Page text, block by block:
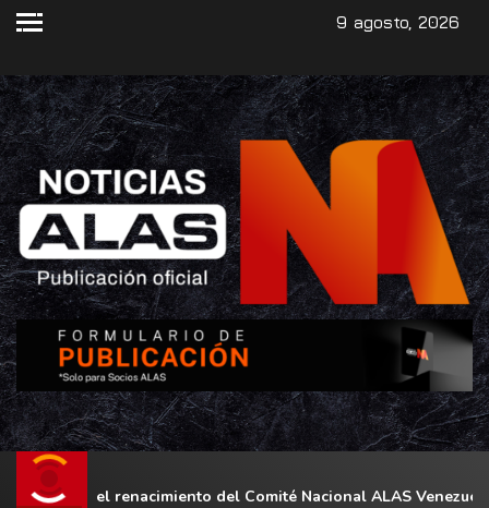
9 agosto, 2026
renacimiento del Comité Nacional ALAS Venezuela